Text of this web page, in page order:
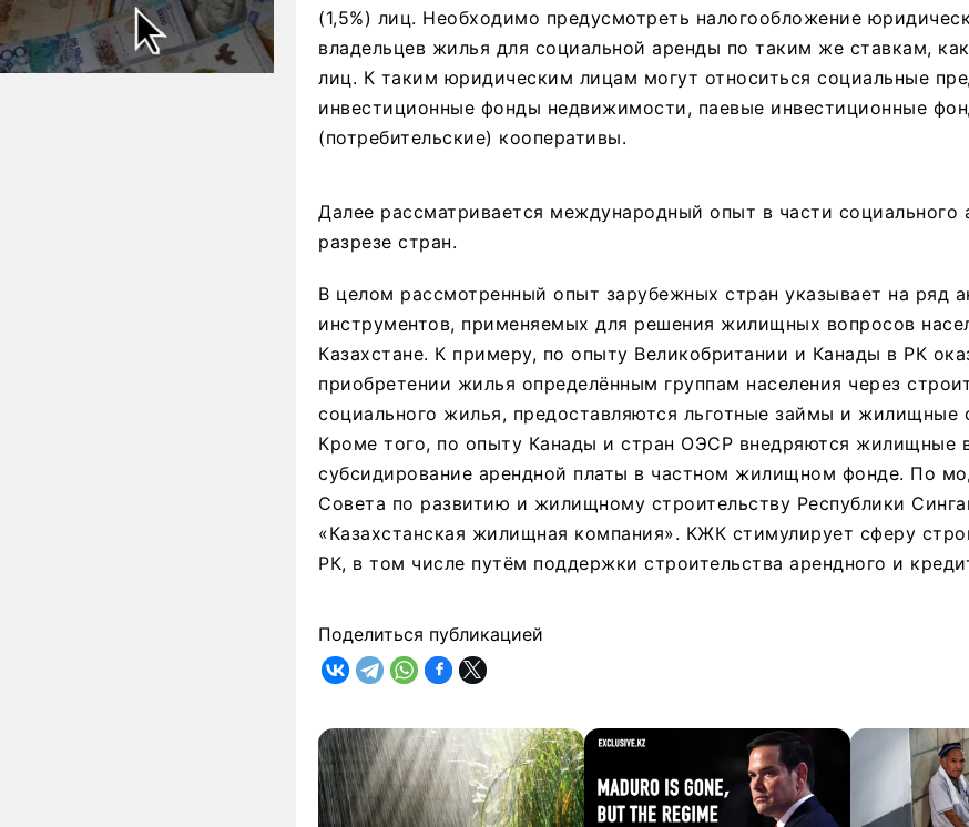
(1,5%) лиц. Необходимо предусмотреть налогообложение
владельцев жилья для социальной аренды по таким же ставкам,
лиц. К таким юридическим лицам могут относиться социальные
инвестиционные фонды недвижимости, паевые инвестиционные
(потребительские) кооперативы.
Далее рассматривается международный опыт в части социального
разрезе стран.
В целом рассмотренный опыт зарубежных стран указывает на ряд
инструментов, применяемых для решения жилищных вопросов
Казахстане. К примеру, по опыту Великобритании и Канады в РК
приобретении жилья определённым группам населения через
социального жилья, предоставляются льготные займы и жилищные
Кроме того, по опыту Канады и стран ОЭСР внедряются жилищные
субсидирование арендной платы в частном жилищном фонде. По
Совета по развитию и жилищному строительству Республики
«Казахстанская жилищная компания». КЖК стимулирует сферу
РК, в том числе путём поддержки строительства арендного и
Поделиться публикацией